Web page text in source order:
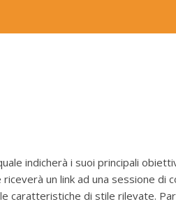
indicherà i suoi principali
un link ad una sessione di
caratteristiche di stile rilevate.